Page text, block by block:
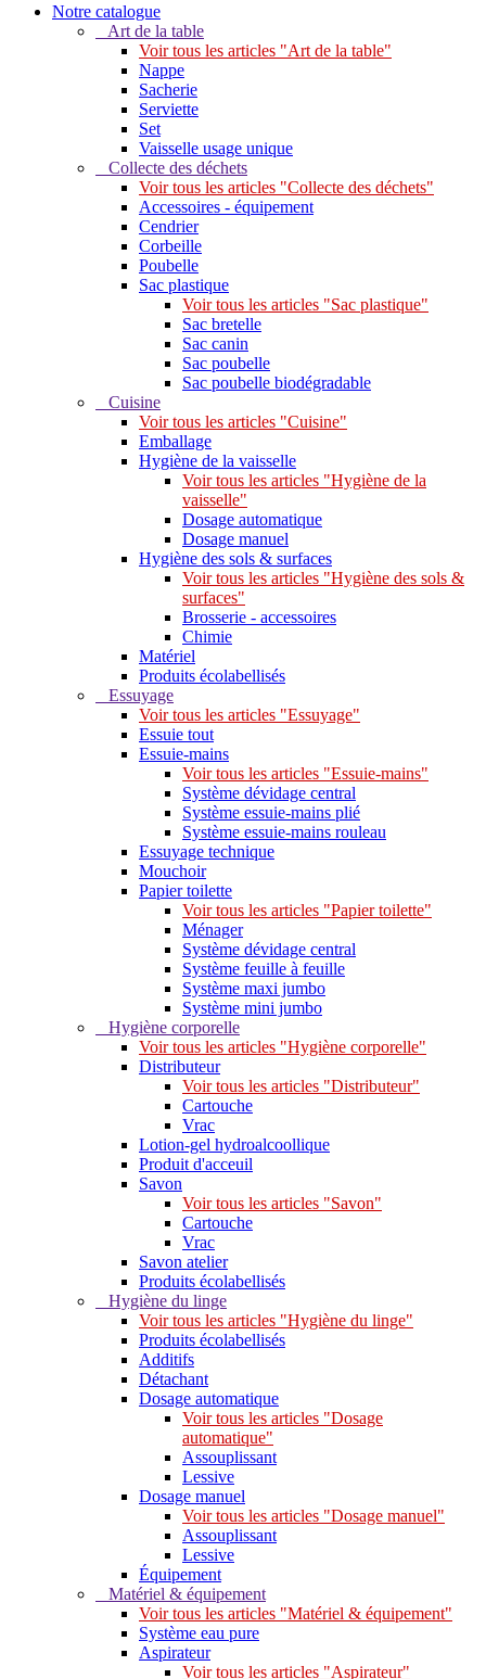
Notre catalogue
Art de la table
Voir tous les articles "Art de la table"
Nappe
Sacherie
Serviette
Set
Vaisselle usage unique
Collecte des déchets
Voir tous les articles "Collecte des déchets"
Accessoires - équipement
Cendrier
Corbeille
Poubelle
Sac plastique
Voir tous les articles "Sac plastique"
Sac bretelle
Sac canin
Sac poubelle
Sac poubelle biodégradable
Cuisine
Voir tous les articles "Cuisine"
Emballage
Hygiène de la vaisselle
Voir tous les articles "Hygiène de la
vaisselle"
Dosage automatique
Dosage manuel
Hygiène des sols & surfaces
Voir tous les articles "Hygiène des sols &
surfaces"
Brosserie - accessoires
Chimie
Matériel
Produits écolabellisés
Essuyage
Voir tous les articles "Essuyage"
Essuie tout
Essuie-mains
Voir tous les articles "Essuie-mains"
Système dévidage central
Système essuie-mains plié
Système essuie-mains rouleau
Essuyage technique
Mouchoir
Papier toilette
Voir tous les articles "Papier toilette"
Ménager
Système dévidage central
Système feuille à feuille
Système maxi jumbo
Système mini jumbo
Hygiène corporelle
Voir tous les articles "Hygiène corporelle"
Distributeur
Voir tous les articles "Distributeur"
Cartouche
Vrac
Lotion-gel hydroalcoollique
Produit d'acceuil
Savon
Voir tous les articles "Savon"
Cartouche
Vrac
Savon atelier
Produits écolabellisés
Hygiène du linge
Voir tous les articles "Hygiène du linge"
Produits écolabellisés
Additifs
Détachant
Dosage automatique
Voir tous les articles "Dosage
automatique"
Assouplissant
Lessive
Dosage manuel
Voir tous les articles "Dosage manuel"
Assouplissant
Lessive
Équipement
Matériel & équipement
Voir tous les articles "Matériel & équipement"
Système eau pure
Aspirateur
Voir tous les articles "Aspirateur"